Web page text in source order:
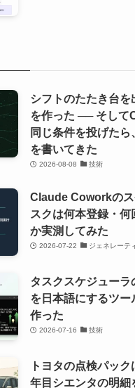
シフトのたたき台
を作った ── そして
同じ条件を投げた
を書いてきた
2026-08-08 技術
Claude Coworkのス
スクは何本登録・
か実測してみた
2026-07-22 ジェネレーテ
タスクスケジューラ
を日本語にするツ
作った
2026-07-16 技術
トヨタの点検パッ
年目シエンタの明細